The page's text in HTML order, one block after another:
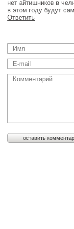
нет айтишников в
в этом году будут
Ответить